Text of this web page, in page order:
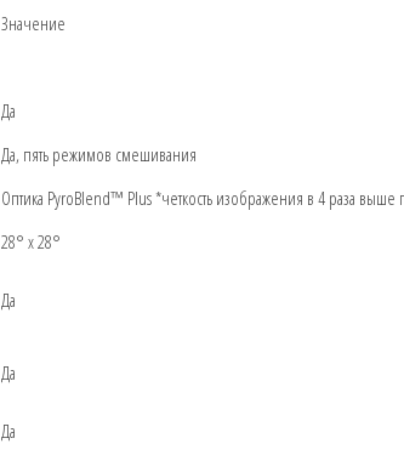
Значение
Да
Да, пять режимов смешивания
Оптика PyroBlend™ Plus *четкость изображения в 4 раза выше
28° x 28°
Да
Да
Да